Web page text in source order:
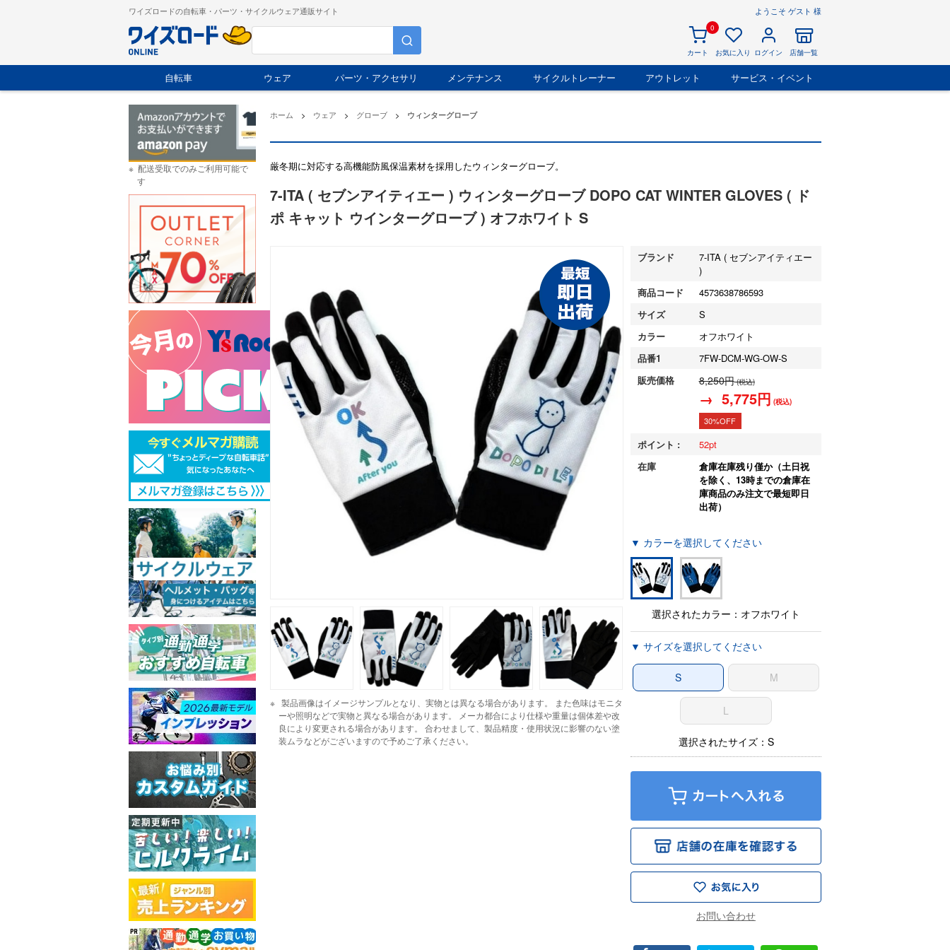
ワイズロードの自転車・パーツ・サイクルウェア通販サイト ようこそ ゲスト 様
0
カート お気に入り ログイン 店舗一覧
自転車 ウェア パーツ・アクセサリ メンテナンス サイクルトレーナー アウトレット サービス・イベント
ホーム > ウェア > グローブ > ウィンターグローブ
厳冬期に対応する高機能防風保温素材を採用したウィンターグローブ。
7-ITA ( セブンアイティエー ) ウィンターグローブ DOPO CAT WINTER GLOVES ( ド
ポ キャット ウインターグローブ ) オフホワイト S
製品画像はイメージサンプルとなり、実物とは異なる場合があります。 また色味はモニタ
ーや照明などで実物と異なる場合があります。 メーカ都合により仕様や重量は個体差や改
良により変更される場合があります。 合わせまして、製品精度・使用状況に影響のない塗
装ムラなどがございますので予めご了承ください。
ブランド
7-ITA ( セブンアイティエー
)
商品コード
4573638786593
サイズ
S
カラー
オフホワイト
品番1
7FW-DCM-WG-OW-S
販売価格
8,250円(税込)
→ 5,775円 (税込)
30%OFF
ポイント :
52
在庫
倉庫在庫残り僅か（土日祝
を除く、13時までの倉庫在
庫商品のみ注文で最短即日
出荷）
▼ カラーを選択してください
選択されたカラー：オフホワイト
▼ サイズを選択してください
S M
L
選択されたサイズ：S
配送受取でのみご利用可能で
す